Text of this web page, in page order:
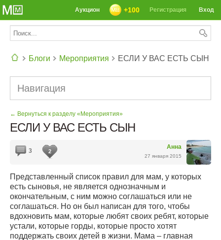
СЕГОДНЯ: 39142 РЕЦЕПТА
Вход
Регистрация
+100
Аукцион
Блоги Мероприятия ЕСЛИ У ВАС ЕСТЬ СЫН
Навигация
← Вернуться к разделу «Мероприятия»
ЕСЛИ У ВАС ЕСТЬ СЫН
Анна
27 января 2015
3 2
Представленный список правил для мам, у которых
есть сыновья, не является однозначным и
окончательным, с ним можно соглашаться или не
соглашаться. Но он был написан для того, чтобы
вдохновить мам, которые любят своих ребят, которые
устали, которые горды, которые просто хотят
поддержать своих детей в жизни. Мама – главная